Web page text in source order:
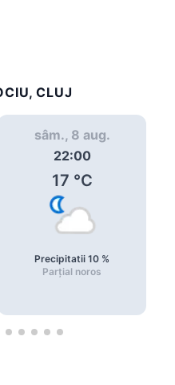
CLUJ
sâm., 8 aug.
22:00
17 °C
Precipitatii 10 %
Parțial noros